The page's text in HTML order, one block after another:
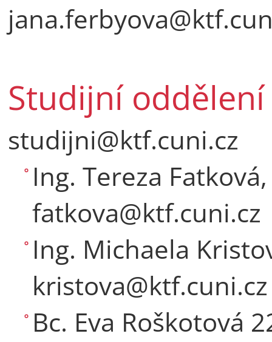
Studijní oddělení
studijni@ktf.cuni.cz
Ing. Tereza
fatkova@ktf.cuni.cz
Ing. Michaela
kristova@ktf.cuni.cz
Bc. Eva Roškotová